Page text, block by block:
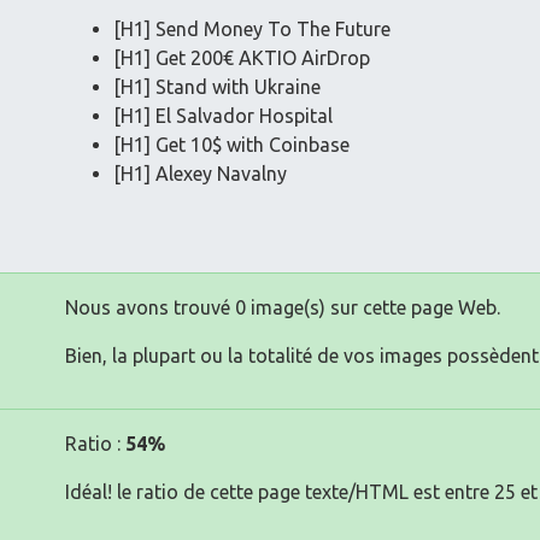
[H1] Send Money To The Future
[H1] Get 200€ AKTIO AirDrop
[H1] Stand with Ukraine
[H1] El Salvador Hospital
[H1] Get 10$ with Coinbase
[H1] Alexey Navalny
Nous avons trouvé 0 image(s) sur cette page Web.
Bien, la plupart ou la totalité de vos images
Ratio : 54%
Idéal! le ratio de cette page texte/HTML est entre 25